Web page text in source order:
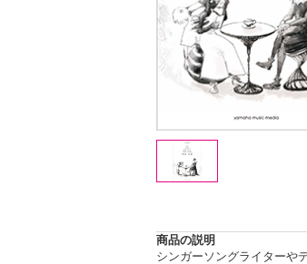
商品の説明
シンガーソングライターや